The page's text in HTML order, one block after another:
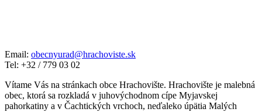
Email: obecnyurad@hrachoviste.sk
Tel: +32 / 779 03 02
Vítame Vás na stránkach obce Hrachovište. Hrachovište je malebná
obec, ktorá sa rozkladá v juhovýchodnom cípe Myjavskej
pahorkatiny a v Čachtických vrchoch, neďaleko úpätia Malých